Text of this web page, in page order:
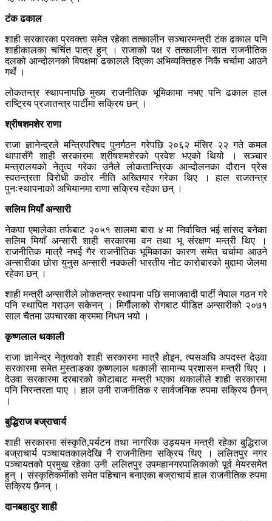
टंक ढकाल
शाही सरकारका प्रवक्ता समेत रहेका तत्कालीन सञ्चारमन्त्री टंक ढकाल पनि
शाहीकालका चर्चित पात्र हुन् । राजाको पक्ष र तत्कालीन सात राजनीतिक
दलको आन्दोलनको विपक्षमा ढकालले दिएका अभिव्यक्तिहरु निकै चर्चामा आउने
गर्थे ।
लोकतन्त्र स्थापनापछि मुख्य राजनीतिक भूमिकामा नभए पनि ढकाल हाल
राष्ट्रिय प्रजातन्त्र पार्टीमा सक्रिय छन् ।
श्रीषशमशेर राणा
राजा ज्ञानेन्द्रले मन्त्रिपरिषद पुनर्गठन गरेपछि २०६२ मंसिर २२ गते कमल
थापासँगै शाही सरकारमा श्रीषशमशेरको प्रवेश भएको थियो । सञ्चार
मन्त्रालयको नेतृत्व गरेका उनैले लोकतान्त्रिक आन्दोलनका दौरान प्रेस
स्वतन्त्रता विरोधी कठोर नीति अख्तियार गरेका थिए । हाल राजतन्त्र
पुनःस्थापनाको अभियानमा राणा सक्रिय रहेका छन् ।
सलिम मियाँ अन्सारी
नेकपा एमालेका तर्फबाट २०५१ सालमा बारा ४ मा निर्वाचित भई सांसद बनेका
सलिम मियाँ अन्सारी शाही सरकारमा वन तथा भू संरक्षण मन्त्री थिए ।
राजनीतिक मात्रै नभई गैर राजनीतिक भूमिकाका कारण समेत चर्चामा आउने
अन्सारीका छोरा युनुस अन्सारी नक्कली भारतीय नोट कारोबारको मुद्दामा जेलमा
रहेका छन् ।
शाही मन्त्री अन्सारीले लोकतन्त्र स्थापना पछि समाजवादी पार्टी नेपाल गठन गरे
पनि स्थापित गराउन सकेनन् । मिर्गाैलाको रोगबाट पीडित अन्सारीको २०७१
साल चैतमा उपचारका क्रममा निधन भयो ।
कृष्णलाल थकाली
राजा ज्ञानेन्द्र नेतृत्वको शाही सरकारमा मात्रै होइन, त्यसअघि अपदस्त देउवा
सरकारमा समेत मुस्ताङका कृष्णलाल थकाली सामान्य प्रशासन मन्त्री थिए ।
देउवा सरकारमा दरबारको कोटाबाट मन्त्री भएका थकालीले शाही सरकारमा
पनि निरन्तरता पाए । हाल उनी राजनीतिक र सार्वजनिक रुपमा सक्रिय छैनन्
।
बुद्धिराज बज्राचार्य
शाही सरकारमा संस्कृति,पर्यटन तथा नागरिक उड्ययन मन्त्री रहेका बुद्धिराज
बज्राचार्य पञ्चायतकालदेखि नै राजनीतिमा सक्रिय थिए । ललितपुर नगर
पञ्चायतको प्रमुख रहेका उनी ललितपुर उपमहानगरपालिकाको पूर्व मेयरसमेत
हुन् । संस्कृतिकर्मीको समेत पहिचान बनाएका बज्राचार्य हाल राजनीतिक रुपमा
सक्रिय छैनन् ।
दानबहादुर शाही